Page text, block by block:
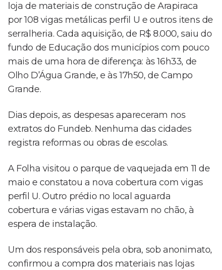
loja de materiais de construção de Arapiraca
por 108 vigas metálicas perfil U e outros itens de
serralheria. Cada aquisição, de R$ 8.000, saiu do
fundo de Educação dos municípios com pouco
mais de uma hora de diferença: às 16h33, de
Olho D’Água Grande, e às 17h50, de Campo
Grande.
Dias depois, as despesas apareceram nos
extratos do Fundeb. Nenhuma das cidades
registra reformas ou obras de escolas.
A Folha visitou o parque de vaquejada em 11 de
maio e constatou a nova cobertura com vigas
perfil U. Outro prédio no local aguarda
cobertura e várias vigas estavam no chão, à
espera de instalação.
Um dos responsáveis pela obra, sob anonimato,
confirmou a compra dos materiais nas lojas